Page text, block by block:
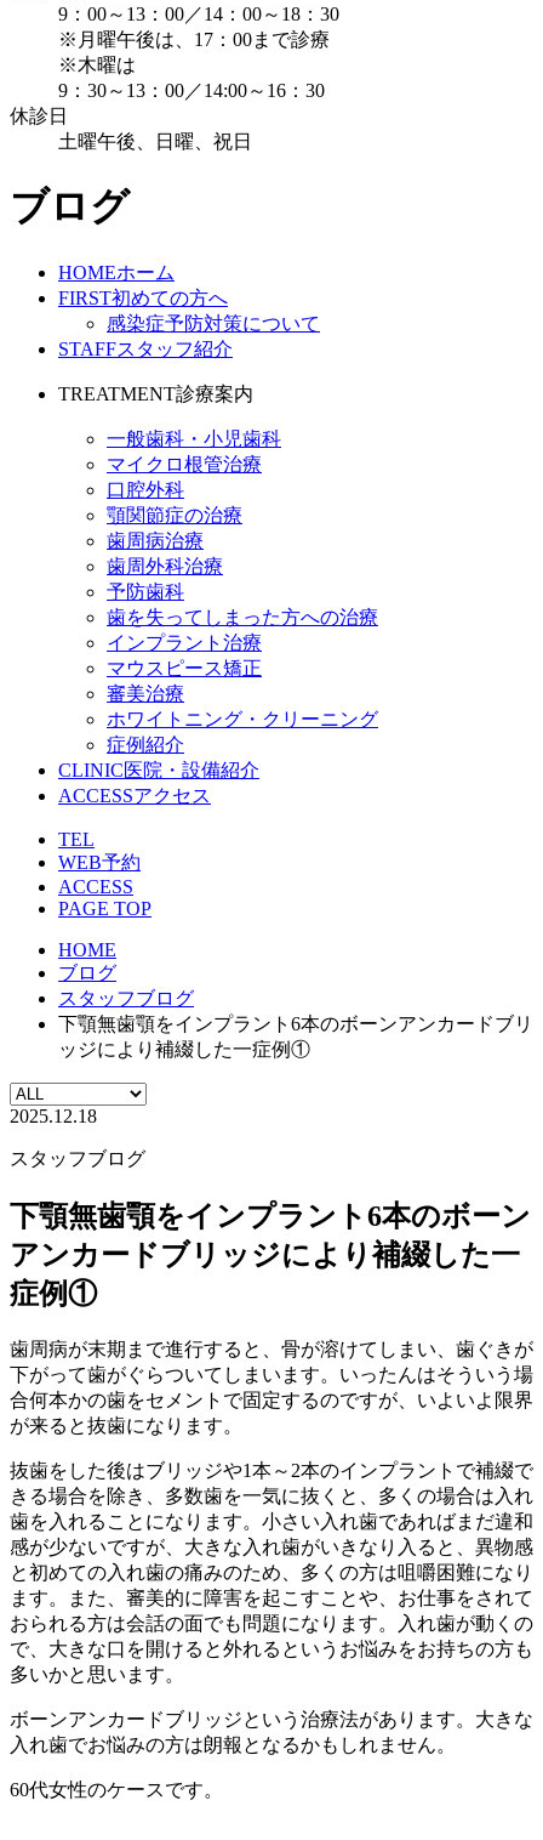
9：00～13：00／14：00～18：30
※月曜午後は、17：00まで診療
※木曜は
9：30～13：00／14:00～16：30
休診日
土曜午後、日曜、祝日
ブログ
HOMEホーム
FIRST初めての方へ
感染症予防対策について
STAFFスタッフ紹介
TREATMENT診療案内
一般歯科・小児歯科
マイクロ根管治療
口腔外科
顎関節症の治療
歯周病治療
歯周外科治療
予防歯科
歯を失ってしまった方への治療
インプラント治療
マウスピース矯正
審美治療
ホワイトニング・クリーニング
症例紹介
CLINIC医院・設備紹介
ACCESSアクセス
TEL
WEB予約
ACCESS
PAGE TOP
HOME
ブログ
スタッフブログ
下顎無歯顎をインプラント6本のボーンアンカードブリ
ッジにより補綴した一症例①
2025.12.18
スタッフブログ
下顎無歯顎をインプラント6本のボーン
アンカードブリッジにより補綴した一
症例①
歯周病が末期まで進行すると、骨が溶けてしまい、歯ぐきが
下がって歯がぐらついてしまいます。いったんはそういう場
合何本かの歯をセメントで固定するのですが、いよいよ限界
が来ると抜歯になります。
抜歯をした後はブリッジや1本～2本のインプラントで補綴で
きる場合を除き、多数歯を一気に抜くと、多くの場合は入れ
歯を入れることになります。小さい入れ歯であればまだ違和
感が少ないですが、大きな入れ歯がいきなり入ると、異物感
と初めての入れ歯の痛みのため、多くの方は咀嚼困難になり
ます。また、審美的に障害を起こすことや、お仕事をされて
おられる方は会話の面でも問題になります。入れ歯が動くの
で、大きな口を開けると外れるというお悩みをお持ちの方も
多いかと思います。
ボーンアンカードブリッジという治療法があります。大きな
入れ歯でお悩みの方は朗報となるかもしれません。
60代女性のケースです。